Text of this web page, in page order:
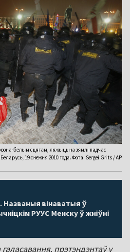
белым сцягам, ляжыць на зямлі падчас
19 снежня 2010 года. Фота: Sergei Grits / AP
Названыя вінаватыя ў
РУУС Менску ў жніўні
прэтэндэнтаў у